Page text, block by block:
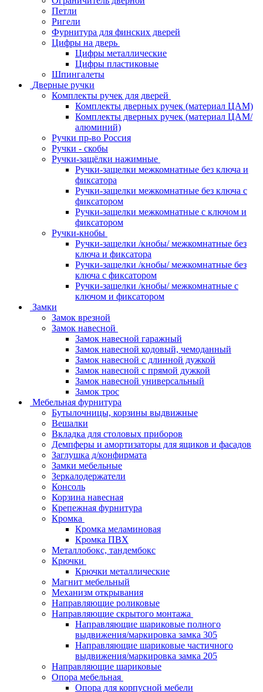
Петли
Ригели
Фурнитура для финских дверей
Цифры на дверь
Цифры металлические
Цифры пластиковые
Шпингалеты
Дверные ручки
Комплекты ручек для дверей
Комплекты дверных ручек (материал ЦАМ)
Комплекты дверных ручек (материал ЦАМ/
алюминий)
Ручки пр-во Россия
Ручки - скобы
Ручки-защёлки нажимные
Ручки-защелки межкомнатные без ключа и
фиксатора
Ручки-защелки межкомнатные без ключа с
фиксатором
Ручки-защелки межкомнатные с ключом и
фиксатором
Ручки-кнобы
Ручки-защелки /кнобы/ межкомнатные без
ключа и фиксатора
Ручки-защелки /кнобы/ межкомнатные без
ключа с фиксатором
Ручки-защелки /кнобы/ межкомнатные с
ключом и фиксатором
Замки
Замок врезной
Замок навесной
Замок навесной гаражный
Замок навесной кодовый, чемоданный
Замок навесной с длинной дужкой
Замок навесной с прямой дужкой
Замок навесной универсальный
Замок трос
Мебельная фурнитура
Бутылочницы, корзины выдвижные
Вешалки
Вкладка для столовых приборов
Демпферы и амортизаторы для ящиков и фасадов
Заглушка д/конфирмата
Замки мебельные
Зеркалодержатели
Консоль
Корзина навесная
Крепежная фурнитура
Кромка
Кромка меламиновая
Кромка ПВХ
Металлобокс, тандембокс
Крючки
Крючки металлические
Магнит мебельный
Механизм открывания
Направляющие роликовые
Направляющие скрытого монтажа
Направляющие шариковые полного
выдвижения/маркировка замка 305
Направляющие шариковые частичного
выдвижения/маркировка замка 205
Направляющие шариковые
Опора мебельная
Опора для корпусной мебели